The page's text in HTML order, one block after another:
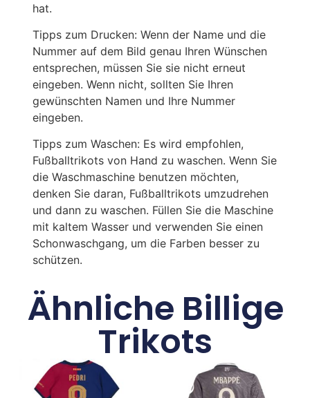
hat.
Tipps zum Drucken: Wenn der Name und die
Nummer auf dem Bild genau Ihren Wünschen
entsprechen, müssen Sie sie nicht erneut
eingeben. Wenn nicht, sollten Sie Ihren
gewünschten Namen und Ihre Nummer
eingeben.
Tipps zum Waschen: Es wird empfohlen,
Fußballtrikots von Hand zu waschen. Wenn Sie
die Waschmaschine benutzen möchten,
denken Sie daran, Fußballtrikots umzudrehen
und dann zu waschen. Füllen Sie die Maschine
mit kaltem Wasser und verwenden Sie einen
Schonwaschgang, um die Farben besser zu
schützen.
Ähnliche Billige
Trikots